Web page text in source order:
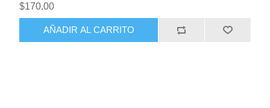
$170.00
AÑADIR AL CARRITO